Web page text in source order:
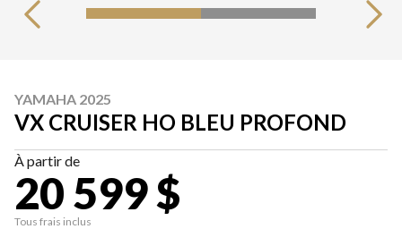
YAMAHA 2025
VX CRUISER HO BLEU PROFOND
À partir de
20 599 $
Tous frais inclus